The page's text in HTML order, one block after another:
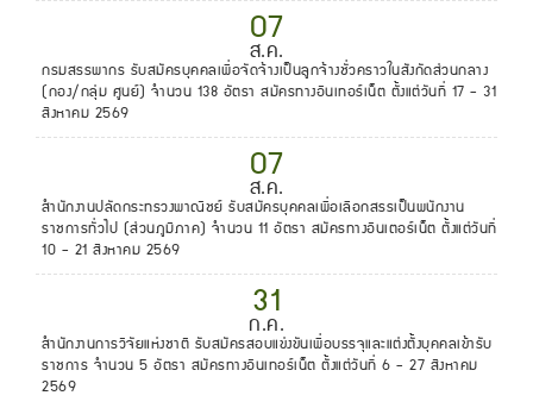
07
ส.ค.
กรมสรรพากร รับสมัครบุคคลเพื่อจัดจ้างเป็นลูกจ้างชั่วคราวในสังกัดส่วนกลาง
(กอง/กลุ่ม ศูนย์) จำนวน 138 อัตรา สมัครทางอินเทอร์เน็ต ตั้งแต่วันที่ 17 - 31
สิงหาคม 2569
07
ส.ค.
สำนักงานปลัดกระทรวงพาณิชย์ รับสมัครบุคคลเพื่อเลือกสรรเป็นพนักงาน
ราชการทั่วไป (ส่วนภูมิภาค) จำนวน 11 อัตรา สมัครทางอินเตอร์เน็ต ตั้งแต่วันที่
10 - 21 สิงหาคม 2569
31
ก.ค.
สำนักงานการวิจัยแห่งชาติ รับสมัครสอบแข่งขันเพื่อบรรจุและแต่งตั้งบุคคลเข้ารับ
ราชการ จำนวน 5 อัตรา สมัครทางอินเทอร์เน็ต ตั้งแต่วันที่ 6 - 27 สิงหาคม
2569